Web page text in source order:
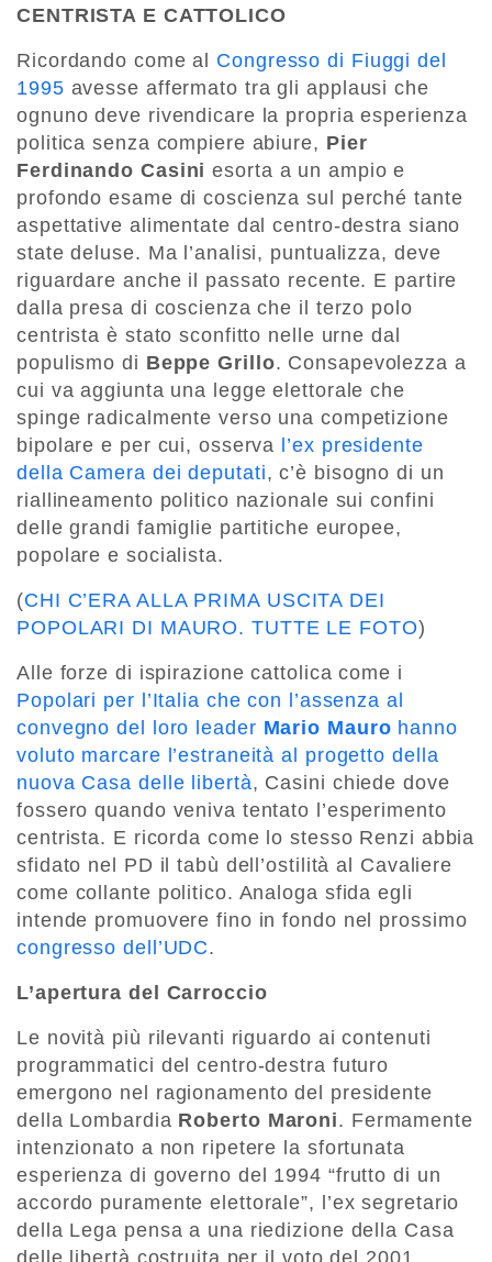
CENTRISTA E CATTOLICO
Ricordando come al Congresso di Fiuggi del
1995 avesse affermato tra gli applausi che
ognuno deve rivendicare la propria esperienza
politica senza compiere abiure, Pier
Ferdinando Casini esorta a un ampio e
profondo esame di coscienza sul perché tante
aspettative alimentate dal centro-destra siano
state deluse. Ma l’analisi, puntualizza, deve
riguardare anche il passato recente. E partire
dalla presa di coscienza che il terzo polo
centrista è stato sconfitto nelle urne dal
populismo di Beppe Grillo. Consapevolezza a
cui va aggiunta una legge elettorale che
spinge radicalmente verso una competizione
bipolare e per cui, osserva
l’ex presidente
della Camera dei deputati, c’è bisogno di un
riallineamento politico nazionale sui confini
delle grandi famiglie partitiche europee,
popolare e socialista.
(CHI C’ERA ALLA PRIMA USCITA DEI
POPOLARI DI MAURO. TUTTE LE FOTO)
Alle forze di ispirazione cattolica come i
Popolari per l’Italia che con l’assenza al
convegno del loro leader Mario Mauro hanno
voluto marcare l’estraneità al progetto della
nuova Casa delle libertà, Casini chiede dove
fossero quando veniva tentato l’esperimento
centrista. E ricorda come lo stesso Renzi abbia
sfidato nel PD il tabù dell’ostilità al Cavaliere
come collante politico. Analoga sfida egli
intende promuovere fino in fondo nel prossimo
congresso dell’UDC.
L’apertura del Carroccio
Le novità più rilevanti riguardo ai contenuti
programmatici del centro-destra futuro
emergono nel ragionamento del presidente
della Lombardia Roberto Maroni. Fermamente
intenzionato a non ripetere la sfortunata
esperienza di governo del 1994 “frutto di un
accordo puramente elettorale”, l’ex segretario
della Lega pensa a una riedizione della Casa